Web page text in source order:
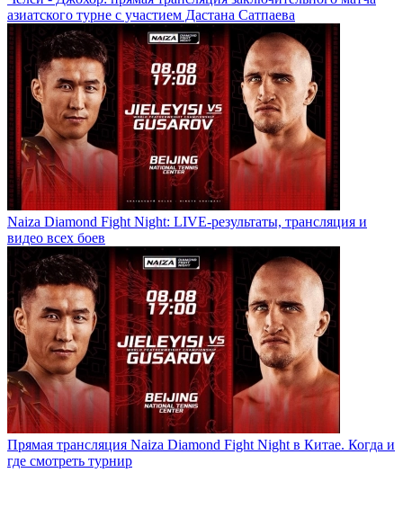
азиатского турне с участием Дастана Сатпаева
Naiza Diamond Fight Night: LIVE-результаты, трансляция и
видео всех боев
Прямая трансляция Naiza Diamond Fight Night в Китае. Когда и
где смотреть турнир